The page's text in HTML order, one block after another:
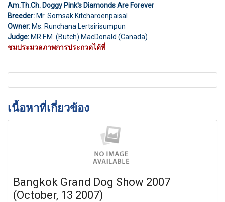
Am.Th.Ch. Doggy Pink's Diamonds Are Forever
Breeder:Mr. Somsak Kitcharoenpaisal
Owner:Ms. Runchana Lertsirisumpun
Judge:MR.F.M. (Butch) MacDonald (Canada)
ชมประมวลภาพการประกวดได้ที่
เนื้อหาที่เกี่ยวข้อง
Bangkok Grand Dog Show 2007
(October, 13 2007)